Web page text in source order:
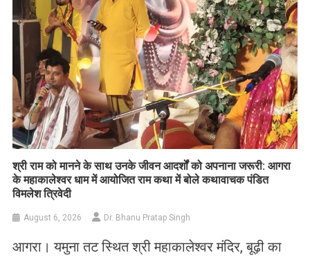
​श्री राम को मानने के साथ उनके जीवन आदर्शों को अपनाना जरूरी: आगरा
के महाकालेश्वर धाम में आयोजित राम कथा में बोले कथावाचक पंडित
विमलेश त्रिवेदी
August 6, 2026 Dr. Bhanu Pratap Singh
आगरा। यमुना तट स्थित श्री महाकालेश्वर मंदिर, बूढ़ी का